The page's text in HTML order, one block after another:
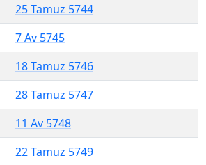
25 Tamuz 5744
7 Av 5745
18 Tamuz 5746
28 Tamuz 5747
11 Av 5748
22 Tamuz 5749